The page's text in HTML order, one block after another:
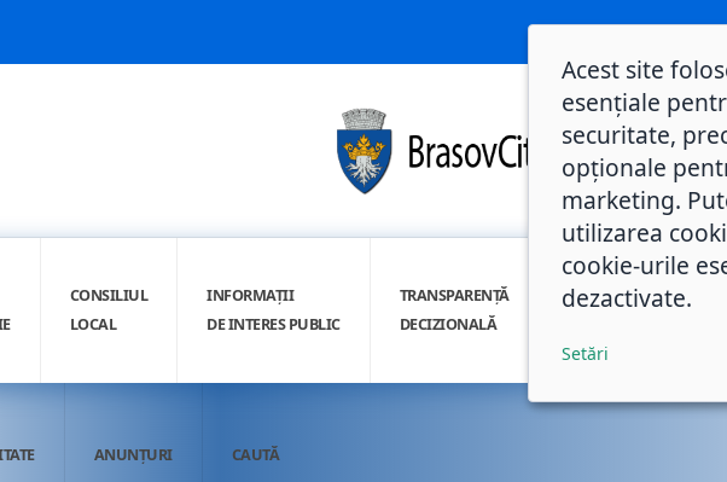
CONSILIUL
LOCAL
INFORMAȚII
DE INTERES PUBLIC
TRANSPARENȚĂ
DECIZIONALĂ
INTEGRITATE
ANUNȚURI CAUTĂ
Acest site
esențiale
securitate,
opționale
marketing.
utilizarea
cookie-urile
dezactivate.
Setări